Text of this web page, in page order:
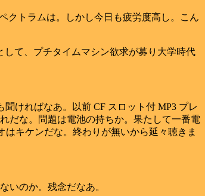
クトラムは。しかし今日も疲労度高し。こん
て、プチタイムマシン欲求が募り大学時代
ければなあ。以前 CF スロット付 MP3 プレ
だな。問題は電池の持ちか。果たして一番電
キケンだな。終わりが無いから延々聴きま
いのか。残念だなあ。